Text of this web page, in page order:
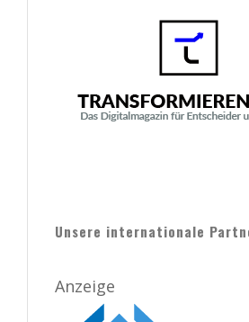
Unsere internationale
Anzeige